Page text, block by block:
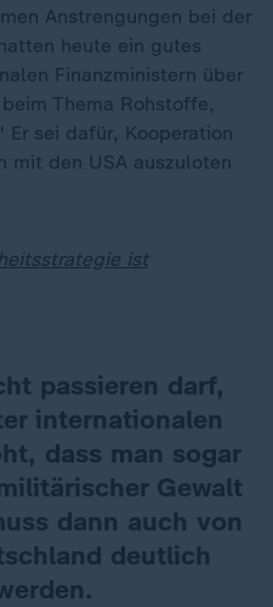
Anstrengungen bei der
heute ein gutes
Finanzministern über
Thema Rohstoffe,
Er sei dafür, Kooperation
mit den USA auszuloten
ist
passieren darf,
internationalen
dass man sogar
Gewalt
dann auch von
deutlich